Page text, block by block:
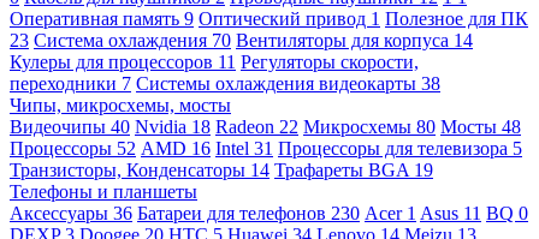
Оперативная память 9 Оптический привод 1 Полезное для ПК
23 Система охлаждения 70 Вентиляторы для корпуса 14
Кулеры для процессоров 11 Регуляторы скорости,
переходники 7 Системы охлаждения видеокарты 38
Чипы, микросхемы, мосты
Видеочипы 40 Nvidia 18 Radeon 22 Микросхемы 80 Мосты 48
Процессоры 52 AMD 16 Intel 31 Процессоры для телевизора 5
Транзисторы, Конденсаторы 14 Трафареты BGA 19
Телефоны и планшеты
Аксессуары 36 Батареи для телефонов 230 Acer 1 Asus 11 BQ 0
DEXP3 Doogee 20 HTC 5 Huawei 34 Lenovo 14 Meizu 13